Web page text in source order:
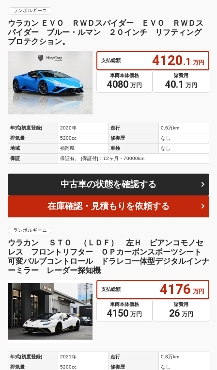
ランボルギーニ
ウラカン ＥＶＯ ＲＷＤスパイダー ＥＶＯ ＲＷＤス
パイダー ブルー・ルマン ２０インチ リフティング
プロテクション。
支払総額 4120.1 万円
車両本体価格
4080 万円
諸費用
40.1 万円
年式(初度登録) 2020年 走行
0.6万km
排気量
5200cc 修復歴
なし
地域
福岡県 車検
なし
保証
保証有。 [保証付]：12ヶ月・70000km
中古車の状態を確認する
在庫確認・見積もりを依頼する
ランボルギーニ
ウラカン ＳＴＯ （ＬＤＦ） 左Ｈ ビアンコモノセ
レス フロントリフター ＯＰカーボンスポーツシート
可変バルブコントロール ドラレコ一体型デジタルインナ
ーミラー レーダー探知機
支払総額 4176 万円
車両本体価格
4150 万円
諸費用
26 万円
年式(初度登録) 2021年 走行
0.8万km
排気量
5200cc 修復歴
なし